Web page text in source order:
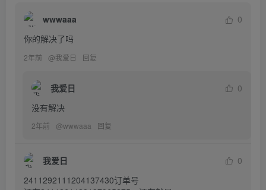
wwwaaa
0
你的解决了吗
2年前 @我爱日 回复
我爱日
0
没有解决
2年前 @wwwaaa 回复
我爱日
0
2411292111204137430订单号